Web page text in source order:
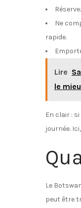
Ne
rapide.
Lire
le
En clair :
journée.
Le
peut être